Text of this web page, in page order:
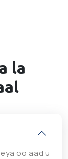
la
oo aad u